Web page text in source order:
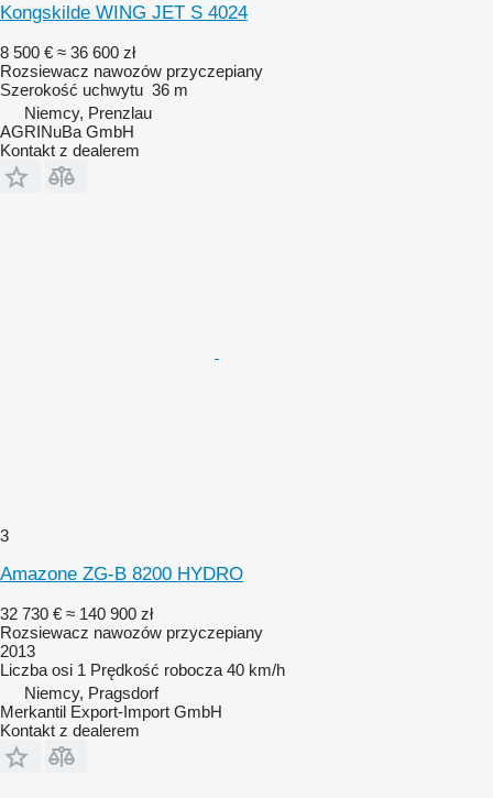
Kongskilde WING JET S 4024
8 500 € ≈ 36 600 zł
Rozsiewacz nawozów przyczepiany
Szerokość uchwytu 36 m
Niemcy, Prenzlau
AGRINuBa GmbH
Kontakt z dealerem
3
Amazone ZG-B 8200 HYDRO
32 730 € ≈ 140 900 zł
Rozsiewacz nawozów przyczepiany
2013
Liczba osi 1 Prędkość robocza 40 km/h
Niemcy, Pragsdorf
Merkantil Export-Import GmbH
Kontakt z dealerem